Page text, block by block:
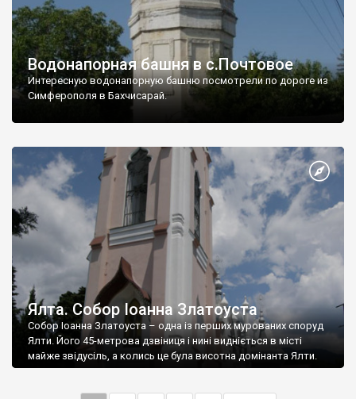
Водонапорная башня в с.Почтовое
Интересную водонапорную башню посмотрели по дороге из
Симферополя в Бахчисарай.
Ялта. Собор Іоанна Златоуста
Собор Іоанна Златоуста – одна із перших мурованих споруд
Ялти. Його 45-метрова дзвіниця і нині видніється в місті
майже звідусіль, а колись це була висотна домінанта Ялти.